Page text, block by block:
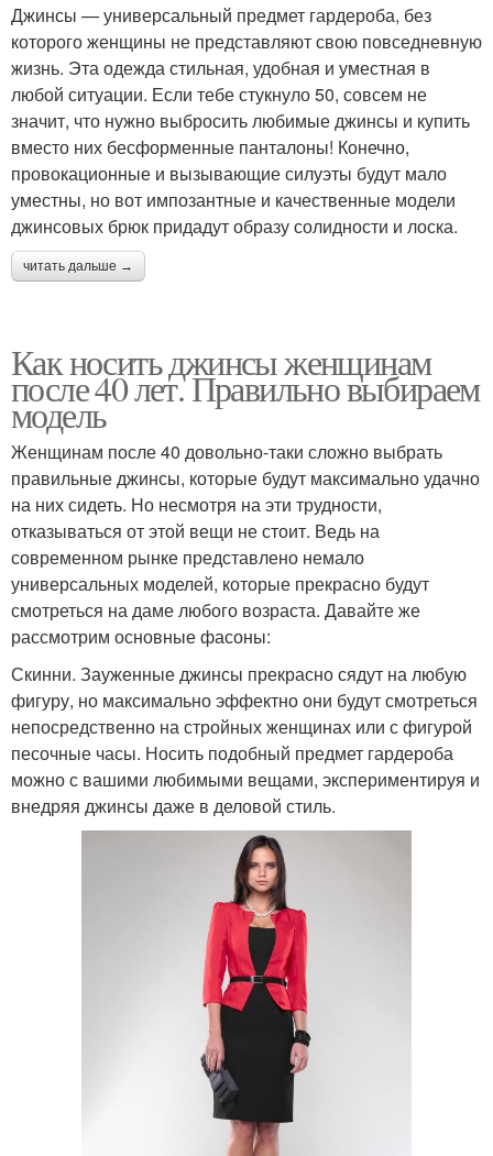
Джинсы — универсальный предмет гардероба, без
которого женщины не представляют свою повседневную
жизнь. Эта одежда стильная, удобная и уместная в
любой ситуации. Если тебе стукнуло 50, совсем не
значит, что нужно выбросить любимые джинсы и купить
вместо них бесформенные панталоны! Конечно,
провокационные и вызывающие силуэты будут мало
уместны, но вот импозантные и качественные модели
джинсовых брюк придадут образу солидности и лоска.
читать дальше →
Как носить джинсы женщинам
после 40 лет. Правильно выбираем
модель
Женщинам после 40 довольно-таки сложно выбрать
правильные джинсы, которые будут максимально удачно
на них сидеть. Но несмотря на эти трудности,
отказываться от этой вещи не стоит. Ведь на
современном рынке представлено немало
универсальных моделей, которые прекрасно будут
смотреться на даме любого возраста. Давайте же
рассмотрим основные фасоны:
Скинни. Зауженные джинсы прекрасно сядут на любую
фигуру, но максимально эффектно они будут смотреться
непосредственно на стройных женщинах или с фигурой
песочные часы. Носить подобный предмет гардероба
можно с вашими любимыми вещами, экспериментируя и
внедряя джинсы даже в деловой стиль.